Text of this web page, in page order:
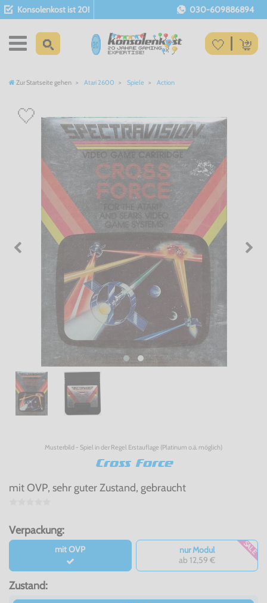
Konsolenkost ist 20! 030-609886894
Zur Startseite gehen Atari 2600 Spiele Action
Musterbild - Spiel in der Regel Erstauflage (Platinum o.ä. möglich)
Cross Force
mit OVP, sehr guter Zustand, gebraucht
Verpackung:
mit OVP
nur Modul
ab 12,59 €
SALE
Zustand: